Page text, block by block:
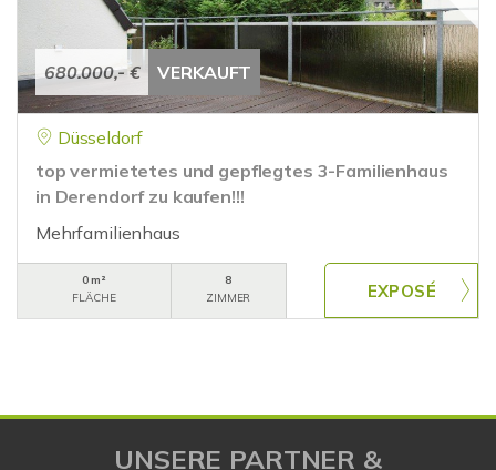
680.000,- € VERKAUFT
Düsseldorf
top vermietetes und gepflegtes 3-Familienhaus
in Derendorf zu kaufen!!!
Mehrfamilienhaus
0 m²
FLÄCHE
8
ZIMMER
UNSERE PARTNER &